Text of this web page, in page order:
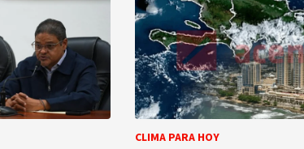
CLIMA PARA HOY